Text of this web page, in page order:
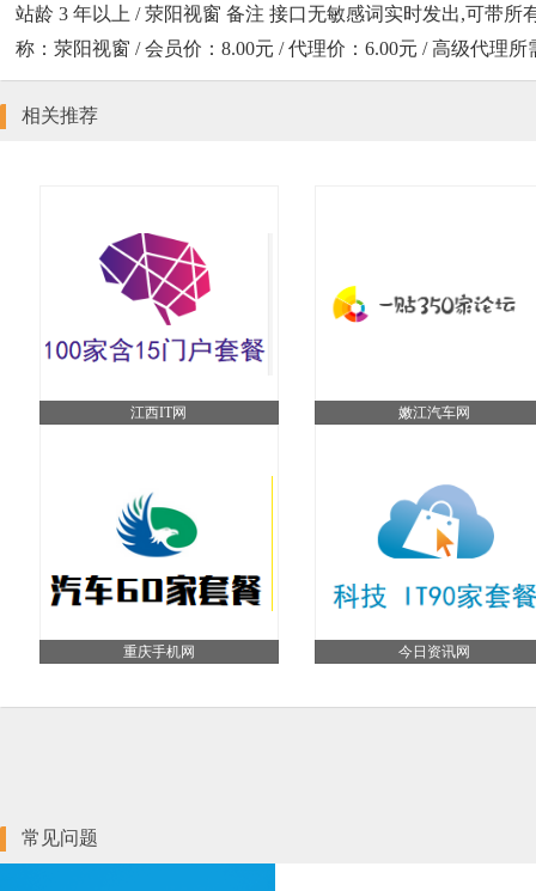
站龄 3 年以上 / 荥阳视窗 备注 接口无敏感词实时发出,可带所
称：荥阳视窗 / 会员价：8.00元 / 代理价：6.00元 / 高级代理
相关推荐
江西IT网 嫩江汽车网
重庆手机网 今日资讯网
常见问题